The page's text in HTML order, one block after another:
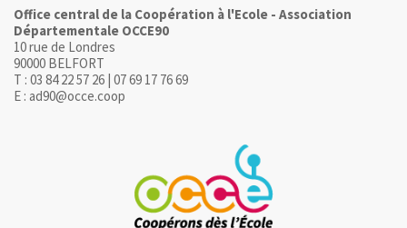
Office central de la Coopération à l'Ecole - Association
Départementale OCCE90
10 rue de Londres
90000 BELFORT
T : 03 84 22 57 26 | 07 69 17 76 69
E : ad90@occe.coop